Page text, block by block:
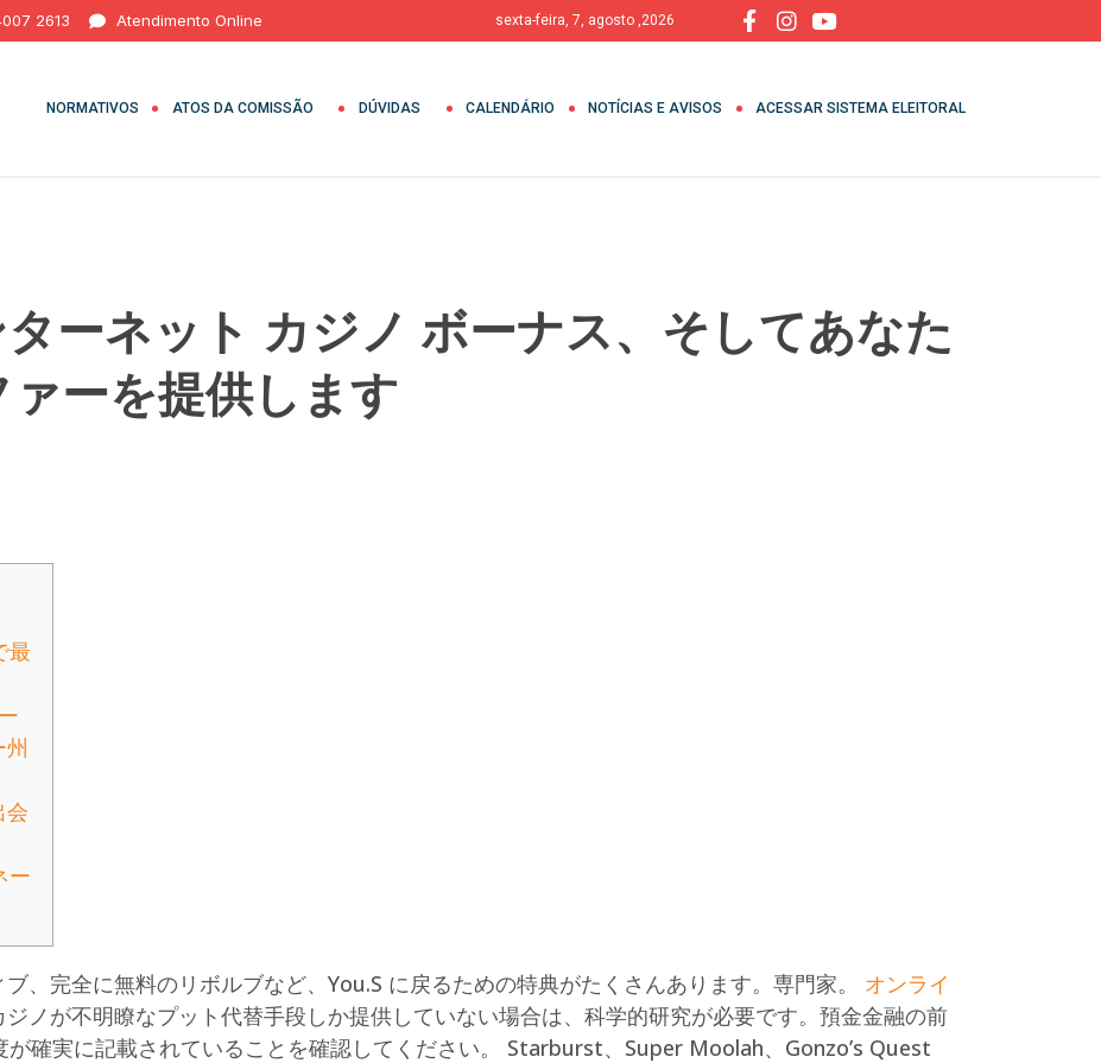
2613 Atendimento Online sexta-feira, 7, agosto ,2026
NORMATIVOS ATOS DA COMISSÃO DÚVIDAS CALENDÁRIO NOTÍCIAS E AVISOS ACESSAR SISTEMA ELEITORAL
ーネット カジノ ボーナス、そしてあなた
ーを提供します
最
州
会
ー
、完全に無料のリボルブなど、You.S に戻るための特典がたくさんあります。専門家。 オンライ
ジノが不明瞭なプット代替手段しか提供していない場合は、科学的研究が必要です。預金金融の前
確実に記載されていることを確認してください。 Starburst、Super Moolah、Gonzo’s Quest